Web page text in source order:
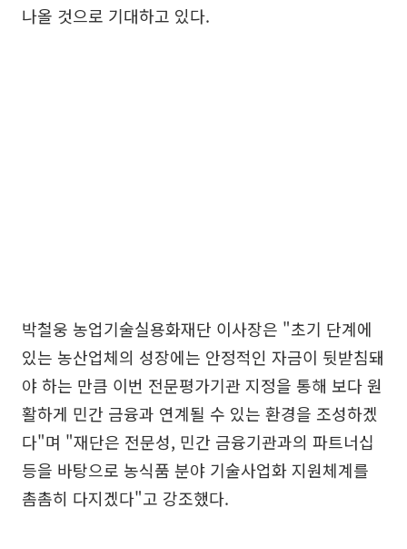
나올 것으로 기대하고 있다.
박철웅 농업기술실용화재단 이사장은 "초기 단계에
있는 농산업체의 성장에는 안정적인 자금이 뒷받침돼
야 하는 만큼 이번 전문평가기관 지정을 통해 보다 원
활하게 민간 금융과 연계될 수 있는 환경을 조성하겠
다"며 "재단은 전문성, 민간 금융기관과의 파트너십
등을 바탕으로 농식품 분야 기술사업화 지원체계를
촘촘히 다지겠다"고 강조했다.